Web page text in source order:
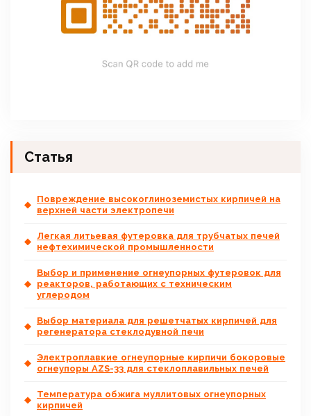
Статья
Повреждение высокоглиноземистых кирпичей на
верхней части электропечи
Легкая литьевая футеровка для трубчатых печей
нефтехимической промышленности
Выбор и применение огнеупорных футеровок для
реакторов, работающих с техническим
углеродом
Выбор материала для решетчатых кирпичей для
регенератора стеклодувной печи
Электроплавкие огнеупорные кирпичи бокоровые
огнеупоры AZS-33 для стеклоплавильных печей
Температура обжига муллитовых огнеупорных
кирпичей